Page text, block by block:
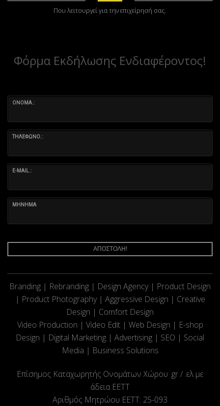
Που λειτουργεί για την επιχείρησή σας.
Φόρμα Εκδήλωσης Ενδιαφέροντος!
ΟΝΟΜΑ.:
ΤΗΛΕΦΩΝΟ.:
E-MAIL.:
ΜΗΝΗΜΑ
ΑΠΟΣΤΟΛΗ!
Branding | Rebranding | Design Agency | Product Design
| Product Photography | Aggressive Design | Creative
Design | Comfort Design
Video Production | Video Edit | Web Design | E-shop
Design | Digital Marketing | Advertising | SEO | Social
Media | Business Solutions
Επίσημος Καταχωρητής Ονομάτων Χώρου .gr / .ελ με
άδεια ΕΕΤΤ
Αριθμός Μητρώου ΕΕΤΤ: 25-093